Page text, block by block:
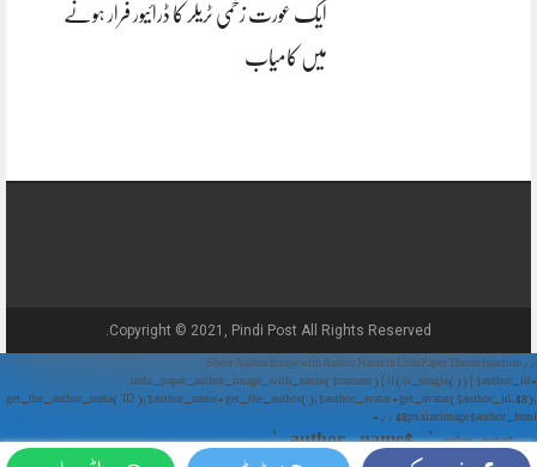
ایک عورت زخمی ٹریلر کا ڈرائیور فرار ہونے
میں کامیاب
Copyright © 2021, Pindi Post All Rights Reserved.
// Show Author Image with Author Name in UrduPaper Theme function
urdu_paper_author_image_with_name($content) { if (is_single()) { $author_id =
get_the_author_meta('ID'); $author_name = get_the_author(); $author_avatar = get_avatar($author_id, 48);
// 48px size image $author_html = '
' . $author_avatar . '
' . $author_name . '